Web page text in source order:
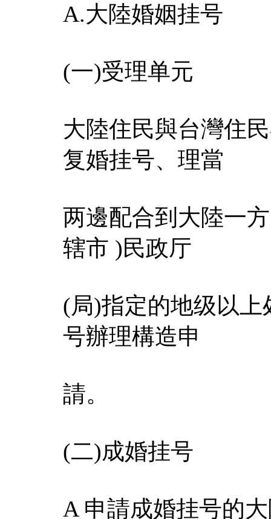
A.大陸婚姻挂号
(一)受理单元
大陸住民與台灣住
复婚挂号、理當
两邊配合到大陸一
辖市 )民政厅
(局)指定的地级以
号辦理構造申
請。
(二)成婚挂号
A 申請成婚挂号的